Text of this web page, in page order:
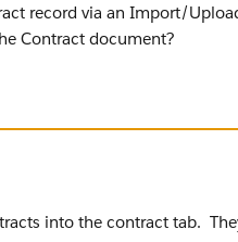
record via an Import/
Contract document?
into the contract tab.